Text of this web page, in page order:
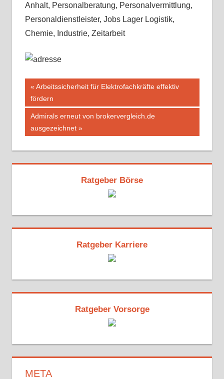
Anhalt, Personalberatung, Personalvermittlung,
Personaldienstleister, Jobs Lager Logistik,
Chemie, Industrie, Zeitarbeit
Beitragsnavigation
Vorheriger
Beitrag:
Arbeitssicherheit für Elektrofachkräfte effektiv
fördern
Nächster
Beitrag:
Admirals erneut von brokervergleich.de
ausgezeichnet
Ratgeber Börse
Ratgeber Karriere
Ratgeber Vorsorge
META